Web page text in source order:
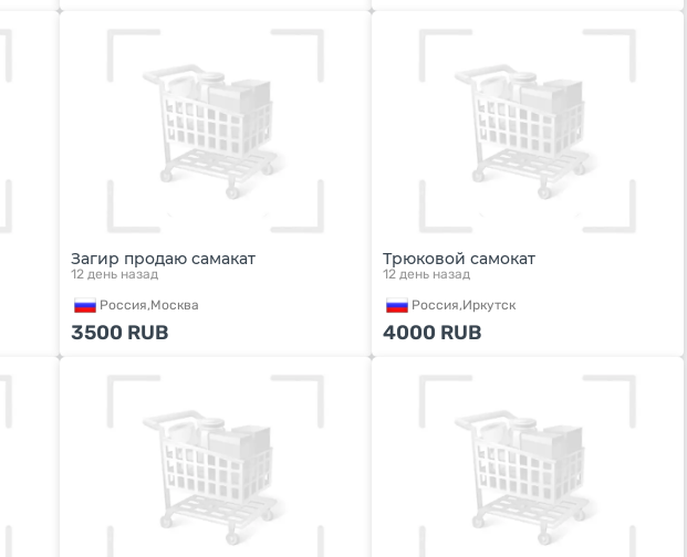
Загир продаю самакат
12 день назад
Россия,Москва
3500 RUB
Трюковой самокат
12 день назад
Россия,Иркутск
4000 RUB